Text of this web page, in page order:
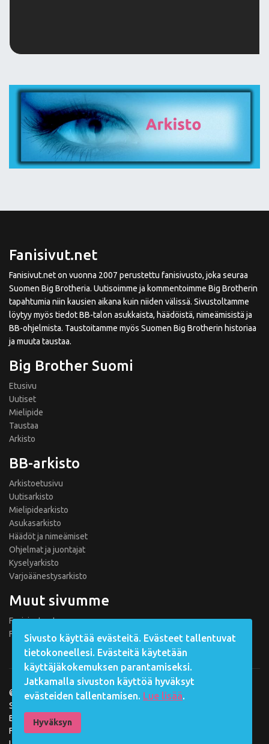
Fanisivut.net
Fanisivut.net on vuonna 2007 perustettu fanisivusto, joka seuraa
Suomen Big Brotheria. Uutisoimme ja kommentoimme Big Brotherin
tapahtumia niin kausien aikana kuin niiden välissä. Sivustoltamme
löytyy myös tiedot BB-talon asukkaista, häädöistä, nimeämisistä ja
BB-ohjelmista. Taustoitamme myös Suomen Big Brotherin historiaa
ja muuta taustaa.
Big Brother Suomi
Etusivu
Uutiset
Mielipide
Taustaa
Arkisto
BB-arkisto
Arkistoetusivu
Uutisarkisto
Mielipidearkisto
Asukasarkisto
Häädöt ja nimeämiset
Ohjelmat ja juontajat
Kyselyarkisto
Varjoäänestysarkisto
Muut sivumme
Fanisivut.net
Formula 1 Fanisivut
©
2026 Fanisivut.net
Sisältötuotanto: Jarkko Nieminen
Big Brother Suomi -materiaali: Nelonen Media, MTV Oy, Banijay
Finland Oy
Sivusto käyttää evästeitä. Evästeet tallentuvat
tietokoneellesi. Evästeitä käytetään
käyttäjäkokemuksen parantamiseksi.
Jatkamalla sivuston käyttöä hyväksyt
evästeiden tallentamisen. Lue lisää.
Hyväksyn